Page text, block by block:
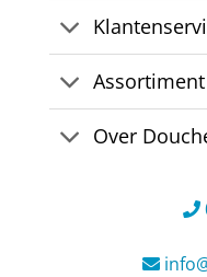
Assortiment
Over